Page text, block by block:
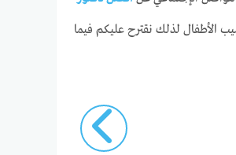
الأطفال لذلك نقترح عليكم فيما